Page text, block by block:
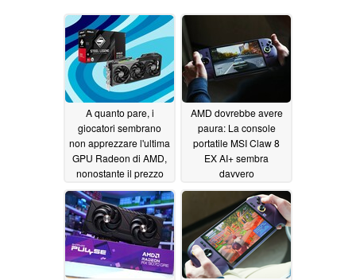
A quanto pare, i
giocatori sembrano
non apprezzare l'ultima
GPU Radeon di AMD,
nonostante il prezzo
inferiore ai 600 dollari
06/22/2026
AMD dovrebbe avere
paura: La console
portatile MSI Claw 8
EX AI+ sembra
davvero
impressionante, ma il
prezzo può rovinare il
divertimento06/03/2026